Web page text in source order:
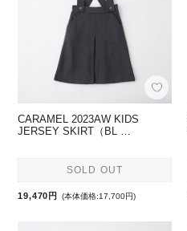
CARAMEL 2023AW KIDS
JERSEY SKIRT（BL …
SOLD OUT
19,470円 (本体価格:17,700円)